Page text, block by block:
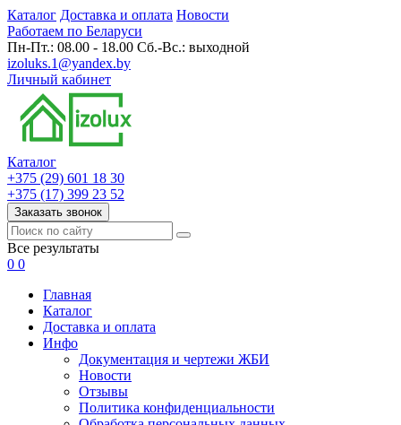
Каталог Доставка и оплата Новости
Работаем по Беларуси
Пн-Пт.: 08.00 - 18.00 Сб.-Вс.: выходной
izoluks.1@yandex.by
Личный кабинет
Каталог
+375 (29) 601 18 30
+375 (17) 399 23 52
Заказать звонок
Все результаты
0 0
Главная
Каталог
Доставка и оплата
Инфо
Документация и чертежи ЖБИ
Новости
Отзывы
Политика конфиденциальности